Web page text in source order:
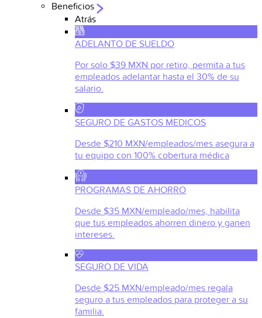
Beneficios
Atrás
ADELANTO DE SUELDO
Por solo $39 MXN por retiro, permita a tus
empleados adelantar hasta el 30% de su
salario.
SEGURO DE GASTOS MEDICOS
Desde $210 MXN/empleados/mes asegura a
tu equipo con 100% cobertura médica
PROGRAMAS DE AHORRO
Desde $35 MXN/empleado/mes, habilita
que tus empleados ahorren dinero y ganen
intereses.
SEGURO DE VIDA
Desde $25 MXN/empleado/mes regala
seguro a tus empleados para proteger a su
familia.